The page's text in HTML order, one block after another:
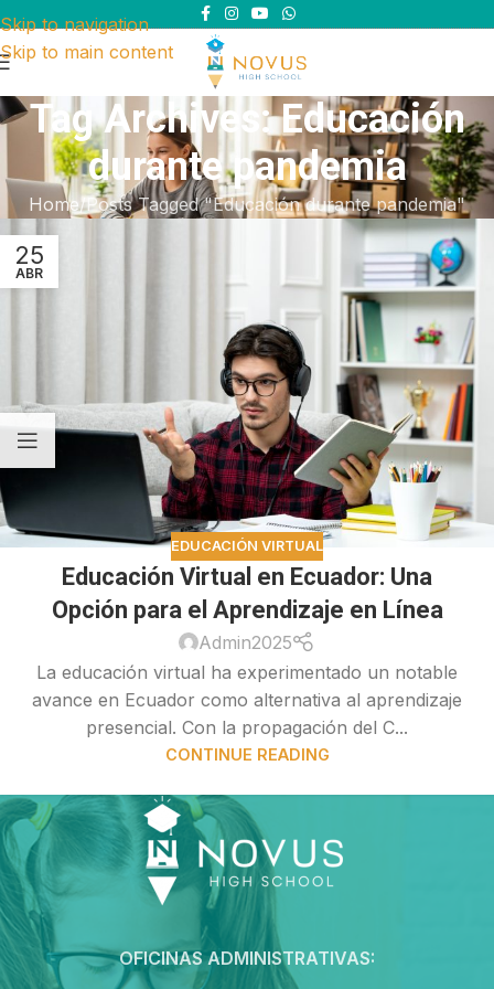
Skip to navigation
Skip to main content
Tag Archives: Educación
durante pandemia
Home Posts Tagged "Educación durante pandemia"
25
ABR
EDUCACIÓN VIRTUAL
Educación Virtual en Ecuador: Una
Opción para el Aprendizaje en Línea
Admin2025
La educación virtual ha experimentado un notable
avance en Ecuador como alternativa al aprendizaje
presencial. Con la propagación del C...
CONTINUE READING
OFICINAS ADMINISTRATIVAS: